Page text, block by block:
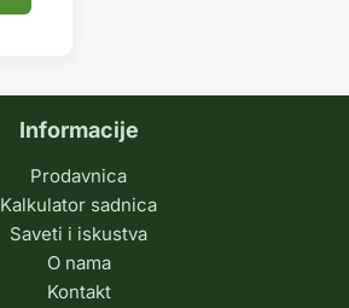
Informacije
Prodavnica
Kalkulator sadnica
Saveti i iskustva
O nama
Kontakt